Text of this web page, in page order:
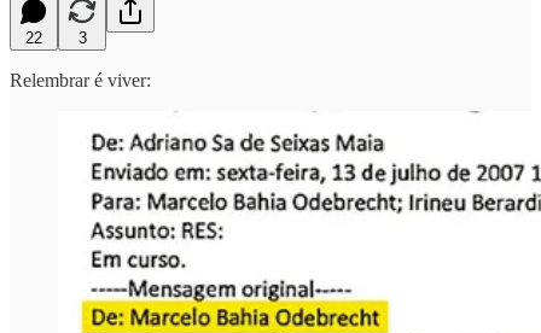
22 3
Relembrar é viver: